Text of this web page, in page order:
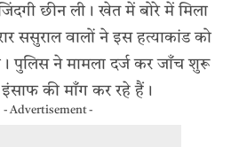
छीन ली। खेत में बोरे में मिला
ससुराल वालों ने इस हत्याकांड को
पुलिस ने मामला दर्ज कर जाँच शुरू
की माँग कर रहे हैं।
- Advertisement -